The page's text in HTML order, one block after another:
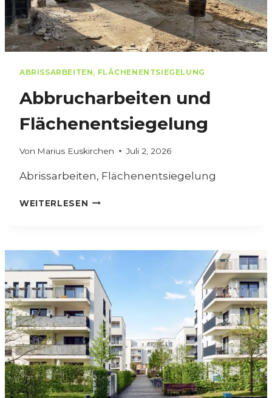
ABRISSARBEITEN, FLÄCHENENTSIEGELUNG
Abbrucharbeiten und
Flächenentsiegelung
Von Marius Euskirchen Juli 2, 2026
Abrissarbeiten, Flächenentsiegelung
WEITERLESEN A
U
H
A
R
B
E
I
T
E
N
U